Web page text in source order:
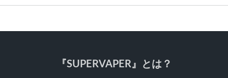
『SUPERVAPER』とは？